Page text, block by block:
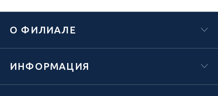
О ФИЛИАЛЕ
ИНФОРМАЦИЯ